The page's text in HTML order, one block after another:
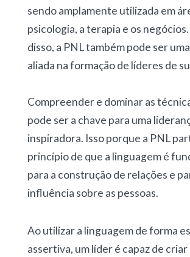
sendo amplamente utilizada em
psicologia, a terapia e os
disso, a PNL também pode ser
aliada na formação de líderes de
Compreender e dominar as
pode ser a chave para uma
inspiradora. Isso porque a PNL
princípio de que a linguagem é
para a construção de relações e
influência sobre as pessoas.
Ao utilizar a linguagem de forma
assertiva, um líder é capaz de